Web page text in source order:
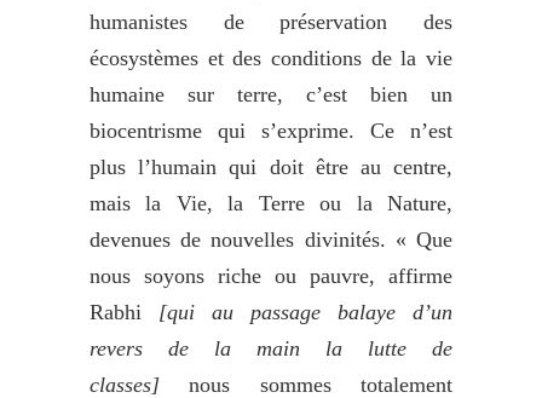
humanistes de préservation des
écosystèmes et des conditions de la vie
humaine sur terre, c’est bien un
biocentrisme qui s’exprime. Ce n’est
plus l’humain qui doit être au centre,
mais la Vie, la Terre ou la Nature,
devenues de nouvelles divinités. « Que
nous soyons riche ou pauvre, affirme
Rabhi [qui au passage balaye d’un
revers de la main la lutte de
classes] nous sommes totalement